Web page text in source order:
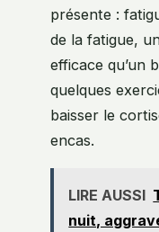
présente :
de la fatigue,
efficace qu’un
quelques
baisser le
encas.
LIRE AUSSI
nuit,